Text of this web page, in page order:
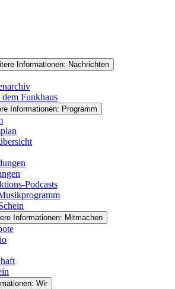
Informationen: Nachrichten
dem Funkhaus
Informationen: Programm
Podcasts
Informationen: Mitmachen
Wir